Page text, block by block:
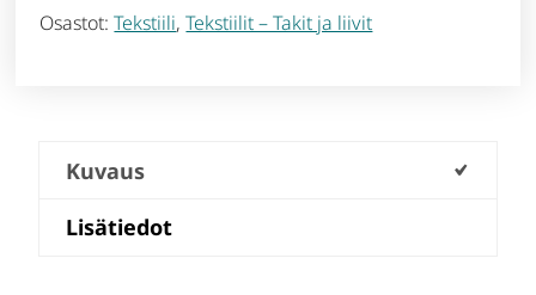
Osastot:Tekstiili,Tekstiilit – Takit ja liivit
Kuvaus
Lisätiedot